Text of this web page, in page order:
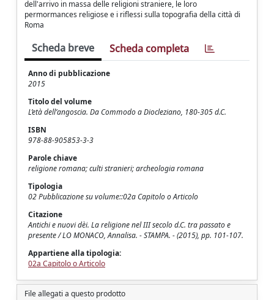
dell'arrivo in massa delle religioni straniere, le loro
permormances religiose e i riflessi sulla topografia della città di
Roma
Scheda breve Scheda completa
Anno di pubblicazione
2015
Titolo del volume
L’età dell’angoscia. Da Commodo a Diocleziano, 180-305 d.C.
ISBN
978-88-905853-3-3
Parole chiave
religione romana; culti stranieri; archeologia romana
Tipologia
02 Pubblicazione su volume::02a Capitolo o Articolo
Citazione
Antichi e nuovi dèi. La religione nel III secolo d.C. tra passato e
presente / LO MONACO, Annalisa. - STAMPA. - (2015), pp. 101-107.
Appartiene alla tipologia:
02a Capitolo o Articolo
File allegati a questo prodotto